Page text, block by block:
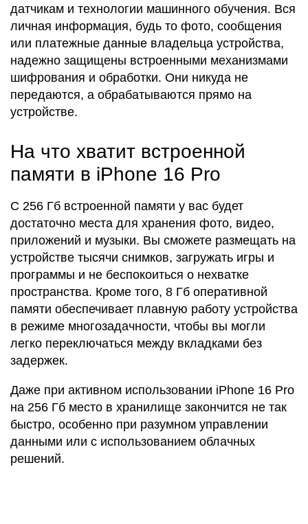
датчикам и технологии машинного обучения. Вся
личная информация, будь то фото, сообщения
или платежные данные владельца устройства,
надежно защищены встроенными механизмами
шифрования и обработки. Они никуда не
передаются, а обрабатываются прямо на
устройстве.
На что хватит встроенной
памяти в iPhone 16 Pro
С 256 Гб встроенной памяти у вас будет
достаточно места для хранения фото, видео,
приложений и музыки. Вы сможете размещать на
устройстве тысячи снимков, загружать игры и
программы и не беспокоиться о нехватке
пространства. Кроме того, 8 Гб оперативной
памяти обеспечивает плавную работу устройства
в режиме многозадачности, чтобы вы могли
легко переключаться между вкладками без
задержек.
Даже при активном использовании iPhone 16 Pro
на 256 Гб место в хранилище закончится не так
быстро, особенно при разумном управлении
данными или с использованием облачных
решений.